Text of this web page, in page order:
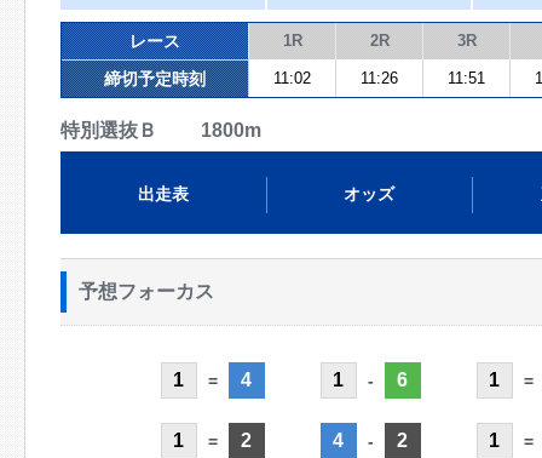
レース 1R 2R 3R
締切予定時刻 11:02 11:26 11:51
特別選抜Ｂ 1800m
出走表 オッズ
予想フォーカス
1 = 4
1 = 2
1 - 6
4 - 2
1 =
1 =